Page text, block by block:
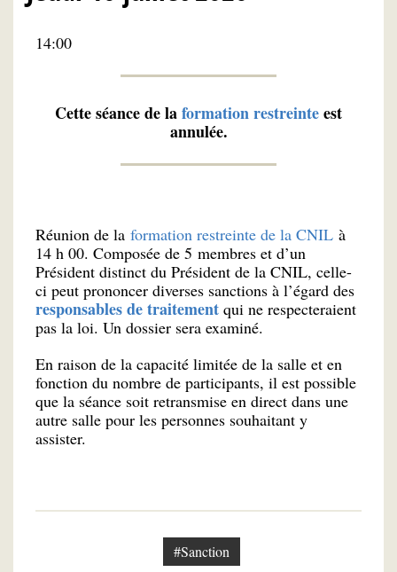
14:00
Cette séance de laformation restreinteest
annulée.
Réunion de la formation restreinte de la CNIL à
14 h 00. Composée de 5 membres et d’un
Président distinct du Président de la CNIL, celle-
ci peut prononcer diverses sanctions à l’égard des
responsables de traitement qui ne respecteraient
pas la loi. Un dossier sera examiné.
En raison de la capacité limitée de la salle et en
fonction du nombre de participants, il est possible
que la séance soit retransmise en direct dans une
autre salle pour les personnes souhaitant y
assister.
#Sanction